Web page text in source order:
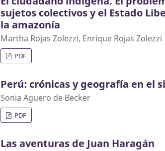
sujetos colectivos y el Estado
la amazonía
Martha Rojas Zolezzi, Enrique Rojas Zolezzi
PDF
Perú: crónicas y geografía en el
Sonia Aguero de Becker
PDF
Las aventuras de Juan Haragán